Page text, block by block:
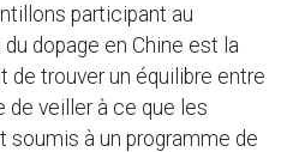
participant au
dopage en Chine est la
de trouver un équilibre entre
de veiller à ce que les
à un programme de